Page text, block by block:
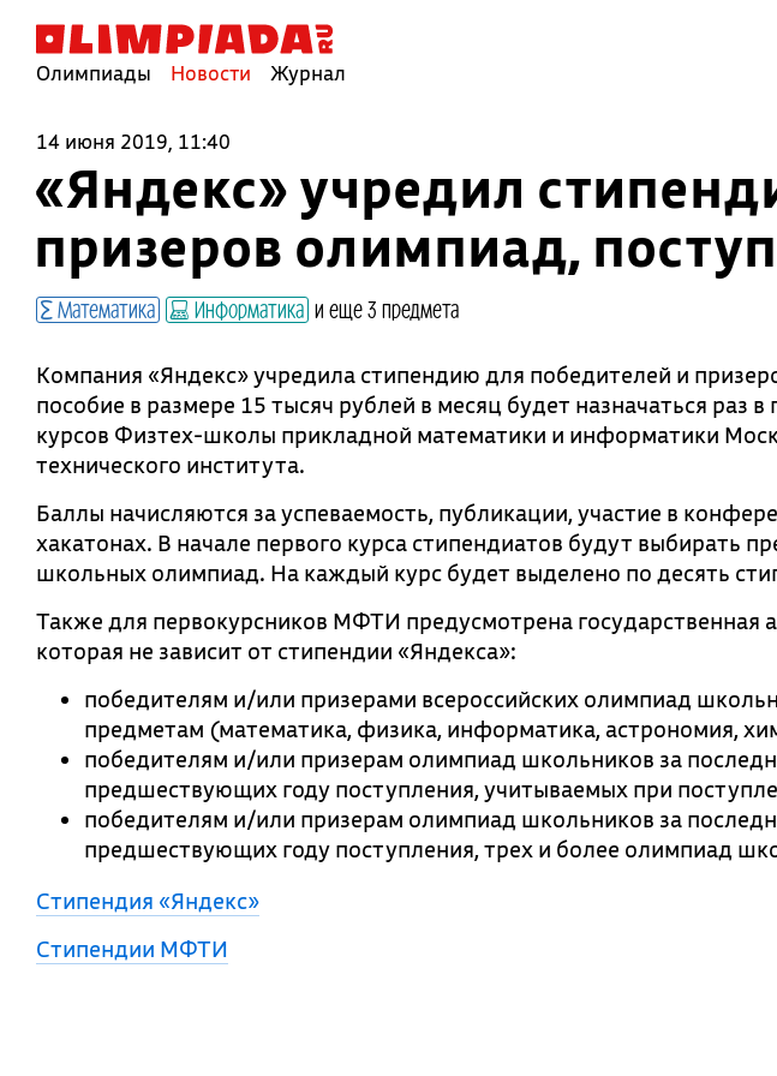
Олимпиады Новости Журнал
14 июня 2019, 11:40
«Яндекс» учредил
призеров олимпиад,
Математика Информатика и еще 3 предмета
Компания «Яндекс» учредила стипендию для победителей и
пособие в размере 15 тысяч рублей в месяц будет назначаться раз
курсов Физтех-школы прикладной математики и информатики
технического института.
Баллы начисляются за успеваемость, публикации, участие в
хакатонах. В начале первого курса стипендиатов будут выбирать
школьных олимпиад. На каждый курс будет выделено по десять
Также для первокурсников МФТИ предусмотрена государственная
которая не зависит от стипендии «Яндекса»:
победителям и/или призерами всероссийских олимпиад
предметам (математика, физика, информатика, астрономия,
победителям и/или призерам олимпиад школьников за
предшествующих году поступления, учитываемых при
победителям и/или призерам олимпиад школьников за
предшествующих году поступления, трех и более олимпиад
Стипендия «Яндекс»
Стипендии МФТИ